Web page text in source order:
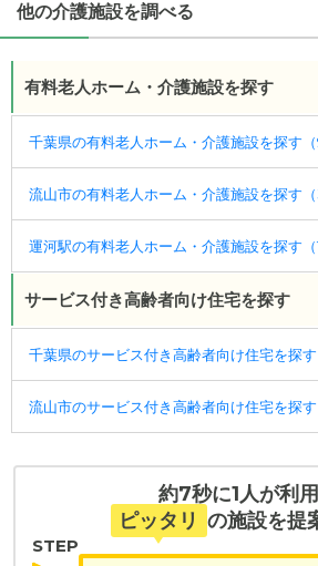
他の介護施設を調べる
有料老人ホーム・介護施設を探す
千葉県の有料老人ホーム・介護施設を探す（
流山市の有料老人ホーム・介護施設を探す（
運河駅の有料老人ホーム・介護施設を探す（
サービス付き高齢者向け住宅を探す
千葉県のサービス付き高齢者向け住宅を探す
流山市のサービス付き高齢者向け住宅を探す
約7秒に1人が利用
ピッタリ の施設を提
STEP